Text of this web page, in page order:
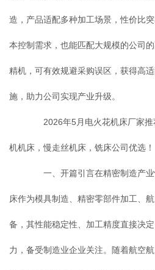
造，产品适配多种加工场景，性价比
本控制需求，也能匹配大规模的公司
精机，可有效规避采购误区，获得高
施，助力公司实现产业升级。
2026年5月电火花机床厂家推
机机床，慢走丝机床，铣床公司优选！
一、开篇引言在精密制造产业
床作为模具制造、精密零部件加工、
备，其性能稳定性、加工精度直接决
力，备受制造业企业关注。随着航空